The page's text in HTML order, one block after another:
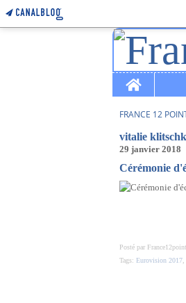
Home
FRANCE 12
vitalie
29 janvier 2018
Cérémonie
Posté par
Tags: Eurovision 2017